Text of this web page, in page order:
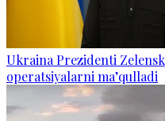
Ukraina Prezidenti
operatsiyalarni ma’qulladi